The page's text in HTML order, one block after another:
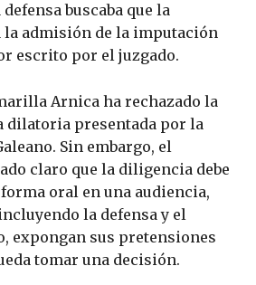
buscaba que la
admisión de la imputación
escrito por el juzgado.
Arnica ha rechazado la
dilatoria presentada por la
Sin embargo, el
claro que la diligencia debe
oral en una audiencia,
la defensa y el
expongan sus pretensiones
tomar una decisión.